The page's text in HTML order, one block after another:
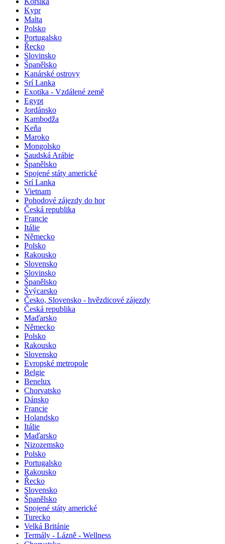
Kypr
Malta
Polsko
Portugalsko
Řecko
Slovinsko
Španělsko
Kanárské ostrovy
Srí Lanka
Exotika - Vzdálené země
Egypt
Jordánsko
Kambodža
Keňa
Maroko
Mongolsko
Saudská Arábie
Španělsko
Spojené státy americké
Srí Lanka
Vietnam
Pohodové zájezdy do hor
Česká republika
Francie
Itálie
Německo
Polsko
Rakousko
Slovensko
Slovinsko
Španělsko
Švýcarsko
Česko, Slovensko - hvězdicové zájezdy
Česká republika
Maďarsko
Německo
Polsko
Rakousko
Slovensko
Evropské metropole
Belgie
Benelux
Chorvatsko
Dánsko
Francie
Holandsko
Itálie
Maďarsko
Nizozemsko
Polsko
Portugalsko
Rakousko
Řecko
Slovensko
Španělsko
Spojené státy americké
Turecko
Velká Británie
Termály - Lázně - Wellness